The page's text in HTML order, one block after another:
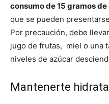
consumo de 15 gramos
que se pueden
Por precaución, debe
jugo de frutas, miel o una
niveles de azúcar
Mantenerte